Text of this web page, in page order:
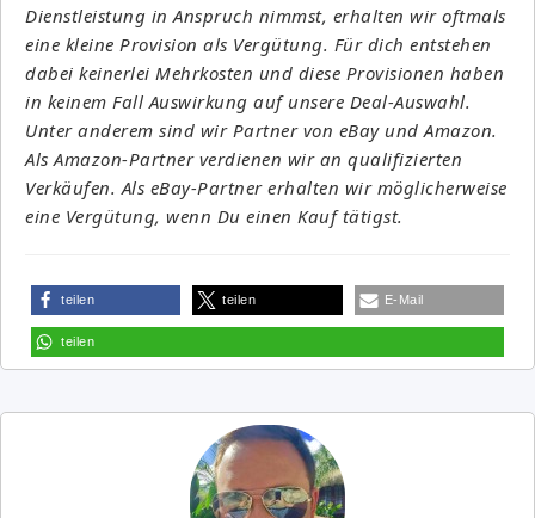
Dienstleistung in Anspruch nimmst, erhalten wir oftmals
eine kleine Provision als Vergütung. Für dich entstehen
dabei keinerlei Mehrkosten und diese Provisionen haben
in keinem Fall Auswirkung auf unsere Deal-Auswahl.
Unter anderem sind wir Partner von eBay und Amazon.
Als Amazon-Partner verdienen wir an qualifizierten
Verkäufen. Als eBay-Partner erhalten wir möglicherweise
eine Vergütung, wenn Du einen Kauf tätigst.
teilen teilen E-Mail
teilen